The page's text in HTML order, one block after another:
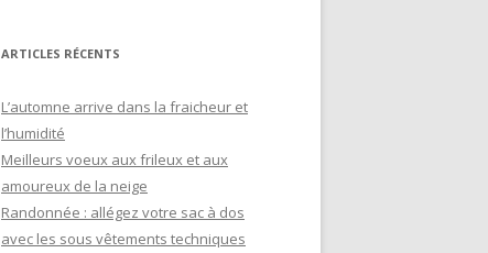
ARTICLES RÉCENTS
L’automne arrive dans la fraicheur et
l’humidité
Meilleurs voeux aux frileux et aux
amoureux de la neige
Randonnée : allégez votre sac à dos
avec les sous vêtements techniques